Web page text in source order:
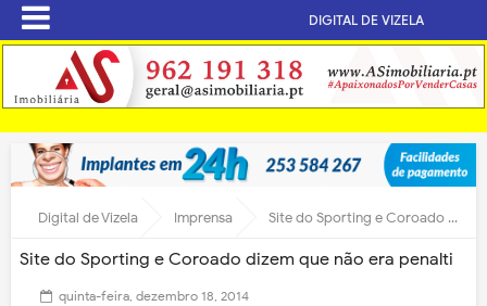
DIGITAL DE VIZELA
Digital de Vizela Imprensa Site do Sporting e Coroado dizem que não era penalti
Site do Sporting e Coroado dizem que não era penalti
quinta-feira, dezembro 18, 2014